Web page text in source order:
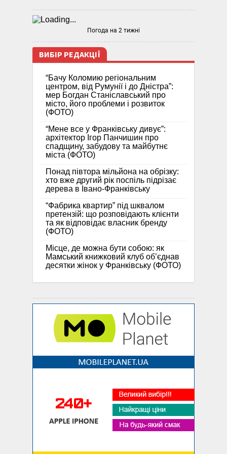
Погода на 2 тижні
ВИБІР РЕДАКЦІЇ
“Бачу Коломию регіональним
центром, від Румунії і до Дністра”:
мер Богдан Станіславський про
місто, його проблеми і розвиток
(ФОТО)
“Мене все у Франківську дивує”:
архітектор Ігор Панчишин про
спадщину, забудову та майбутнє
міста (ФОТО)
Понад півтора мільйона на обрізку:
хто вже другий рік поспіль підрізає
дерева в Івано-Франківську
“Фабрика квартир” під шквалом
претензій: що розповідають клієнти
та як відповідає власник бренду
(ФОТО)
Місце, де можна бути собою: як
Мамський книжковий клуб об’єднав
десятки жінок у Франківську (ФОТО)